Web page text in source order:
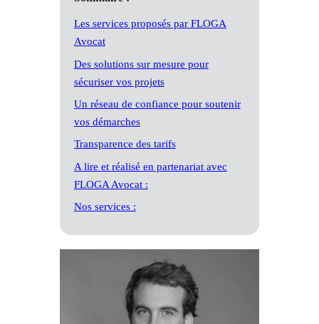
Les services proposés par FLOGA
Avocat
Des solutions sur mesure pour
sécuriser vos projets
Un réseau de confiance pour soutenir
vos démarches
Transparence des tarifs
A lire et réalisé en partenariat avec
FLOGA Avocat :
Nos services :